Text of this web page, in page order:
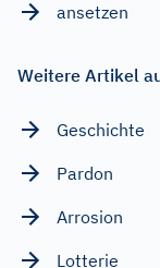
ansetzen
Weitere Artikel
Geschichte
Pardon
Arrosion
Lotterie